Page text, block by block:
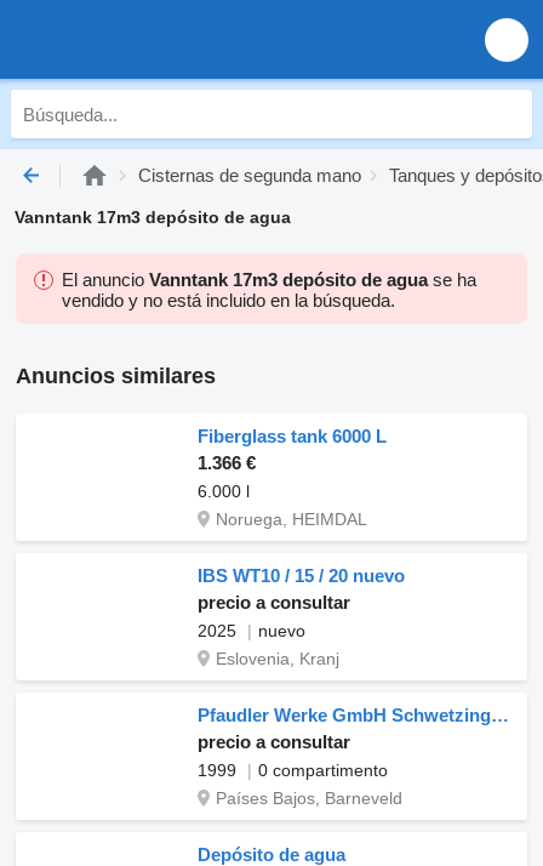
Cisternas de segunda mano Tanques y
Vanntank 17m3 depósito de agua
El anuncio Vanntank 17m3 depósito de aguase ha
vendido y no está incluido en la búsqueda.
Anuncios similares
Fiberglass tank 6000 L
1.366 €
6.000 l
Noruega, HEIMDAL
IBS WT10 / 15 / 20 nuevo
precio a consultar
2025
nuevo
Eslovenia, Kranj
Pfaudler Werke GmbH Schwetzingen Kolonne 1600 - Extraction
precio a consultar
1999
0 compartimento
Países Bajos, Barneveld
Depósito de agua